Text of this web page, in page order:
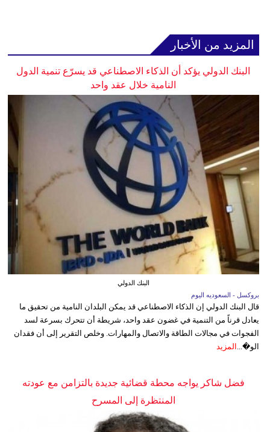
المزيد من الأخبار
البنك الدولي يؤكد أن الذكاء الاصطناعي قد يسرّع تنمية الدول
النامية خلال عقد واحد
البنك الدولي
بروكسل - السعوديه اليوم
قال البنك الدولي إن الذكاء الاصطناعي قد يمكن البلدان النامية من تحقيق ما
يعادل قرناً من التنمية في غضون عقد واحد، شريطة أن تتحرك بسرعة لسد
الفجوات في مجالات الطاقة والاتصال والمهارات. وخلص التقرير إلى أن فقدان
الو�... المزيد
فضل شاكر يواجه محطة قضائية جديدة بالتزامن مع عودته
المنتظرة إلى المسرح